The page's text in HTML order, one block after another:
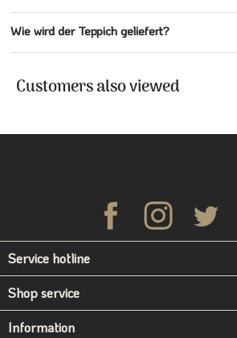
Wie wird der Teppich geliefert?
Customers also viewed
Service hotline
Shop service
Information